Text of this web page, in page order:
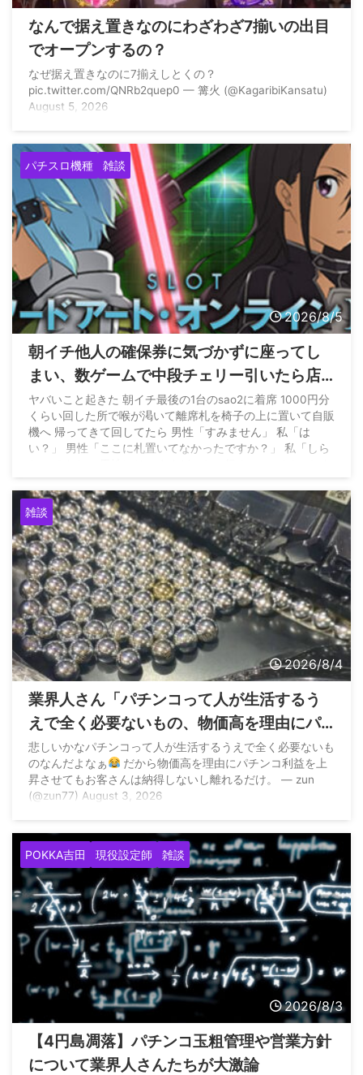
なんで据え置きなのにわざわざ7揃いの出目
でオープンするの？
なぜ据え置きなのに7揃えしとくの？
pic.twitter.com/QNRb2quep0 — 篝火 (@KagaribiKansatu)
August 5, 2026
パチスロ機種 雑談
2026/8/5
朝イチ他人の確保券に気づかずに座ってし
まい、数ゲームで中段チェリー引いたら店
員に代われと言われてしまったのだが
ヤバいこと起きた 朝イチ最後の1台のsao2に着席 1000円分
くらい回した所で喉が渇いて離席札を椅子の上に置いて自販
機へ 帰ってきて回してたら 男性「すみません」 私「は
い？」 男性「ここに札置いてなかったですか？」 私「しら
雑談
2026/8/4
業界人さん「パチンコって人が生活するう
えで全く必要ないもの、物価高を理由にパ
チンコ利益を上昇させてもお客さんは納得
しないし離れるだけ」
悲しいかなパチンコって人が生活するうえで全く必要ないも
のなんだよなぁ
だから物価高を理由にパチンコ利益を上
昇させてもお客さんは納得しないし離れるだけ。 — zun
(@zun77) August 3, 2026
POKKA吉田 現役設定師 雑談
2026/8/3
【4円島凋落】パチンコ玉粗管理や営業方針
について業界人さんたちが大激論